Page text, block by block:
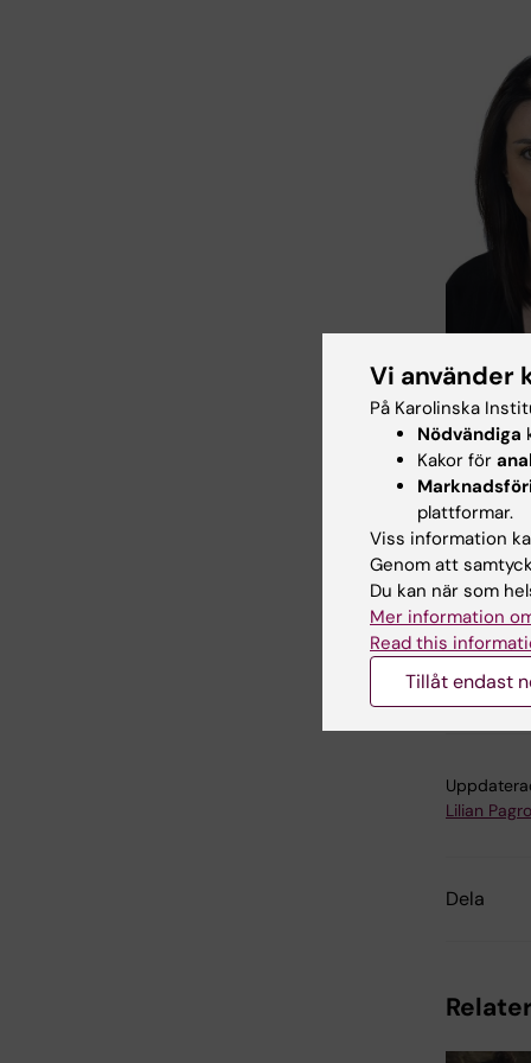
Anastasia
Foto: N/A
Avtalet
Tags
Lilian
Dela
Vi använder
På Karolinska
Nödvändiga
Kakor för
plattformar.
Viss information
Genom att
Du kan när som
Mer information
Read this
Tillåt endast